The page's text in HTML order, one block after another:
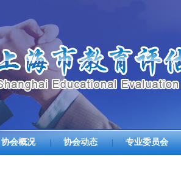
协会概况 | 协会动态 | 专业委员会